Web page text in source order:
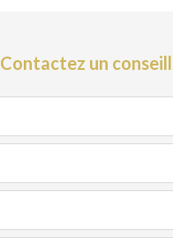
Contactez un